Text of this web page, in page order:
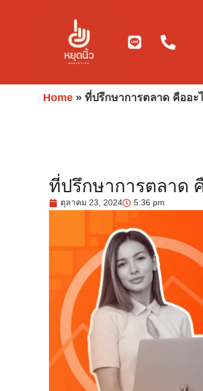
Home » ที่ปรึกษาการตลาด คืออะ
ที่ปรึกษาการตลาด
ตุลาคม 23, 2024 5:36 pm